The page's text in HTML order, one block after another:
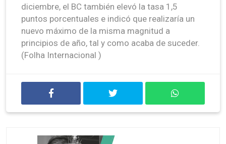
diciembre, el BC también elevó la tasa 1,5
puntos porcentuales e indicó que realizaría un
nuevo máximo de la misma magnitud a
principios de año, tal y como acaba de suceder.
(Folha Internacional )